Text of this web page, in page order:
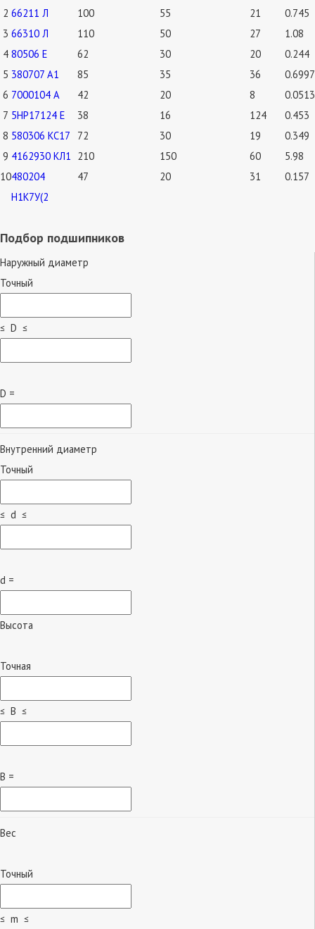
2 66211 Л 100 55 21
0.745
3 66310 Л 110 50 27
1.08
4 80506 Е 62 30 20
0.244
5 380707 А1 85 35 36
0.6997
6 7000104 А 42 20 8
0.0513
7 5НР17124 Е 38 16 124
0.453
8 580306 КС17 72 30 19
0.349
9 4162930 КЛ1 210 150 60
5.98
10480204
Н1К7У(2
47 20 31 0.157
Подбор подшипников
Наружный диаметр
Точный
≤ D ≤
D =
Внутренний диаметр
Точный
≤ d ≤
d =
Высота
Точная
≤ B ≤
B =
Вес
Точный
≤ m ≤